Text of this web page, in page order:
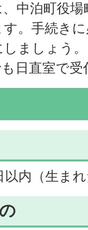
中泊町役
。手続き
しましょう
日直室で
内（生ま